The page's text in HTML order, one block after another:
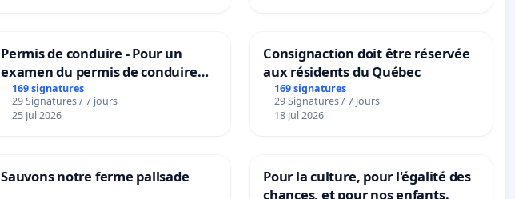
Permis de conduire - Pour un
examen du permis de conduire
accessible dans plusieurs langues
à Bruxelles
169 signatures
29 Signatures / 7 jours
25 Jul 2026
Consignaction doit être réservée
aux résidents du Québec
169 signatures
29 Signatures / 7 jours
18 Jul 2026
Sauvons notre ferme pallsade
Pour la culture, pour l'égalité des
chances, et pour nos enfants.